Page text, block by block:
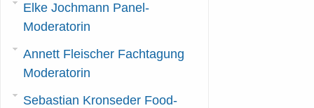
Elke Jochmann Panel-
Moderatorin
Annett Fleischer Fachtagung
Moderatorin
Sebastian Kronseder Food-